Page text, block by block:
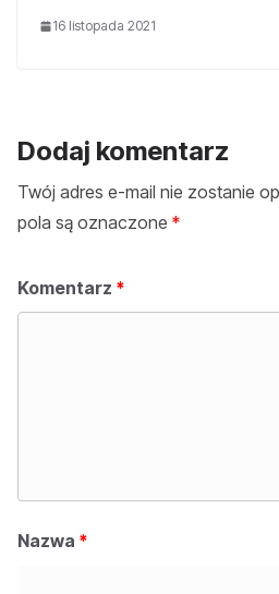
16 listopada 2021
Dodaj komentarz
Twój adres e-mail nie zostanie
pola są oznaczone *
Komentarz *
Nazwa *